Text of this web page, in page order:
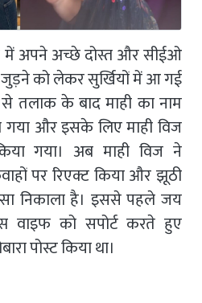
में अपने अच्छे दोस्त और सीईओ
को लेकर सुर्खियों में आ गई
तलाक के बाद माही का नाम
और इसके लिए माही विज
गया। अब माही विज ने
पर रिएक्ट किया और झूठी
निकाला है। इससे पहले जय
वाइफ को सपोर्ट करते हुए
पोस्ट किया था।